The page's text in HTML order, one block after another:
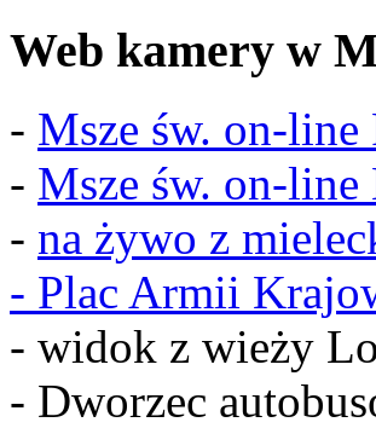
Web kamery w
- Msze św. on-
- Msze św. on-
- na żywo z
- Plac Armii
- widok z wieży
- Dworzec